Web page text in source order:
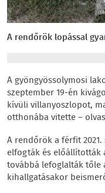
A rendőrök lopással
A gyöngyössolymosi
szeptember 19-én
kívüli villanyoszlopot,
otthonába vitette –
A rendőrök a férfit
elfogták és előállították
továbbá lefoglalták
kihallgatásakor